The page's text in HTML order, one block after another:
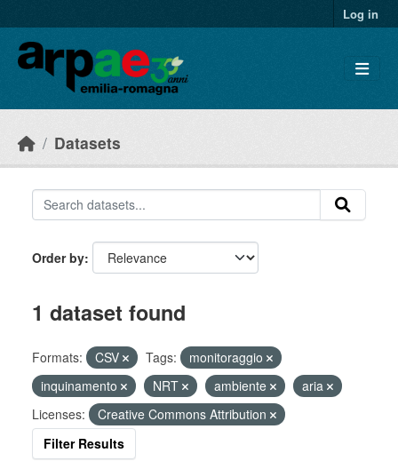
Log in
Datasets
Order by
1 dataset found
Formats: CSV Tags:
monitoraggio
inquinamento
NRT ambiente
aria
Licenses:
Creative Commons Attribution
Filter Results